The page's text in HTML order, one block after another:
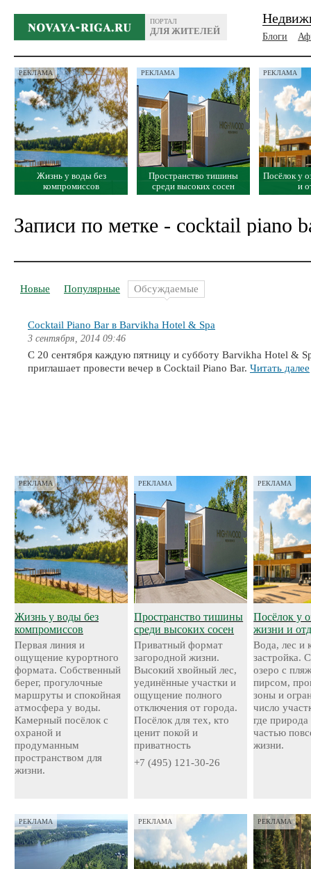
ПОРТАЛ
ДЛЯ ЖИТЕЛЕЙ
Блоги
РЕКЛАМА
Жизнь у воды без
компромиссов
РЕКЛАМА
Пространство тишины
среди высоких сосен
РЕКЛАМА
Посёлок у
и
Записи по метке - cocktail piano
Новые Популярные Обсуждаемые
Cocktail Piano Bar в Barvikha Hotel & Spa
3 сентября, 2014 09:46
C 20 сентября каждую пятницу и субботу Barvikha Hotel &
приглашает провести вечер в Cocktail Piano Bar. Читать далее
РЕКЛАМА
Жизнь у воды без
компромиссов
Первая линия и
ощущение курортного
формата. Собственный
берег, прогулочные
маршруты и спокойная
атмосфера у воды.
Камерный посёлок с
охраной и
продуманным
пространством для
жизни.
РЕКЛАМА
Пространство тишины
среди высоких сосен
Приватный формат
загородной жизни.
Высокий хвойный лес,
уединённые участки и
ощущение полного
отключения от города.
Посёлок для тех, кто
ценит покой и
приватность
+7 (495) 121-30-26
РЕКЛАМА
Посёлок у
жизни и
Вода, лес и
застройка.
озеро с
пирсом,
зоны и
число
где природа
частью
жизни.
РЕКЛАМА РЕКЛАМА РЕКЛАМА